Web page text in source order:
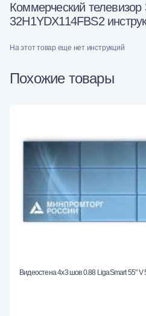
Коммерческий телевизор
32H1YDX114FBS2
На этот товар еще нет инструкций
Похожие товары
Видеостена 4x3 шов 0.88 LigaSmart 55" V